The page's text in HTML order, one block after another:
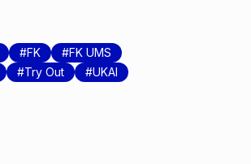
FK
FK UMS
Try Out
UKAI